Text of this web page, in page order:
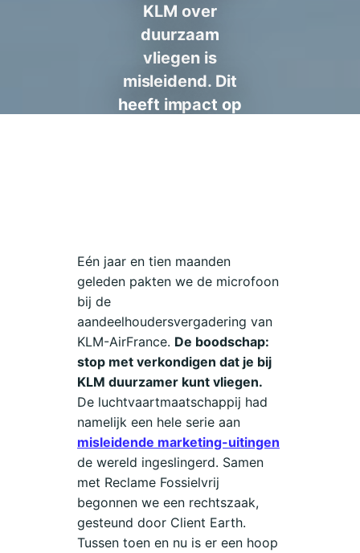
KLM over
duurzaam
vliegen is
misleidend. Dit
heeft impact op
Eén jaar en tien maanden
geleden pakten we de microfoon
bij de
aandeelhoudersvergadering van
KLM-AirFrance. De boodschap:
stop met verkondigen dat je bij
KLM duurzamer kunt vliegen.
De luchtvaartmaatschappij had
namelijk een hele serie aan
misleidende marketing-uitingen
de wereld ingeslingerd. Samen
met Reclame Fossielvrij
begonnen we een rechtszaak,
gesteund door Client Earth.
Tussen toen en nu is er een hoop